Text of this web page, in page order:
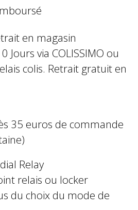
en magasin
Jours via COLISSIMO ou
colis. Retrait gratuit en
35 euros de commande
Relay
relais ou locker
du choix du mode de